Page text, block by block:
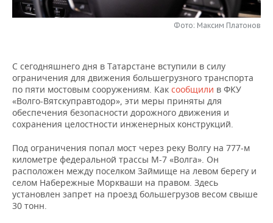
ТЕЛЕКОММУНИКАЦИИ
БИЗНЕС-БРАНЧИ
ОТКРЫТАЯ ЛЕКЦИЯ
ФУТБОЛ
БАСКЕТБОЛ
ВОЛЕЙБОЛ
КИБЕРСПОРТ
ФИГУРНОЕ КАТАНИЕ
ВОДНЫЕ ВИДЫ СПОРТА
ХОККЕЙ С МЯЧОМ
НОВОСТИ ОБЩЕСТВА
ИНФРАСТРУКТУРА
ИСТОРИЯ
КУЛЬТУРА
МЕДИЦИНА
ОБРАЗОВАНИЕ
ПРОИСШЕСТВИЯ
ФОТОГАЛЕРЕЯ
СПРАВОЧНИК
СПИСОК ПЕРСОН
СПИСОК КОМПАНИЙ
ПОЛНАЯ ВЕРСИЯ
Фото: Максим Платонов
С сегодняшнего дня в Татарстане вступили в силу
ограничения для движения большегрузного транспорта
по пяти мостовым сооружениям. Как сообщили в ФКУ
«Волго-Вятскуправтодор», эти меры приняты для
обеспечения безопасности дорожного движения и
сохранения целостности инженерных конструкций.
Под ограничения попал мост через реку Волгу на 777-м
километре федеральной трассы М-7 «Волга». Он
расположен между поселком Займище на левом берегу и
селом Набережные Моркваши на правом. Здесь
установлен запрет на проезд большегрузов весом свыше
30 тонн.